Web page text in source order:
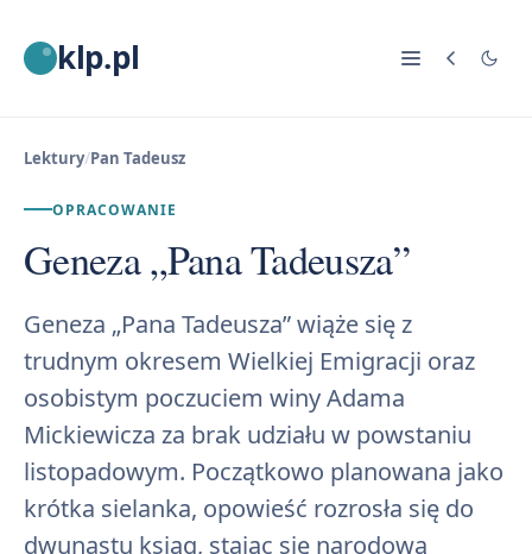
klp.pl
Lektury/Pan Tadeusz
OPRACOWANIE
Geneza „Pana Tadeusza”
Geneza „Pana Tadeusza” wiąże się z
trudnym okresem Wielkiej Emigracji oraz
osobistym poczuciem winy Adama
Mickiewicza za brak udziału w powstaniu
listopadowym. Początkowo planowana jako
krótka sielanka, opowieść rozrosła się do
dwunastu ksiąg, stając się narodową